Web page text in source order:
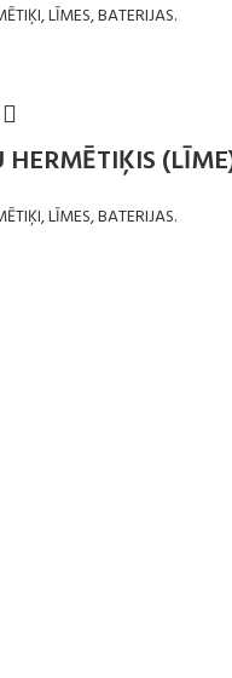
LĪMES, BATERIJAS.
HERMĒTIĶIS
LĪMES, BATERIJAS.